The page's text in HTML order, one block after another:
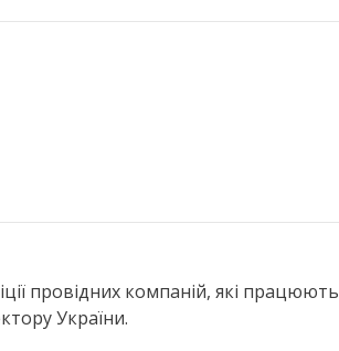
провідних компаній, які працюють
України.